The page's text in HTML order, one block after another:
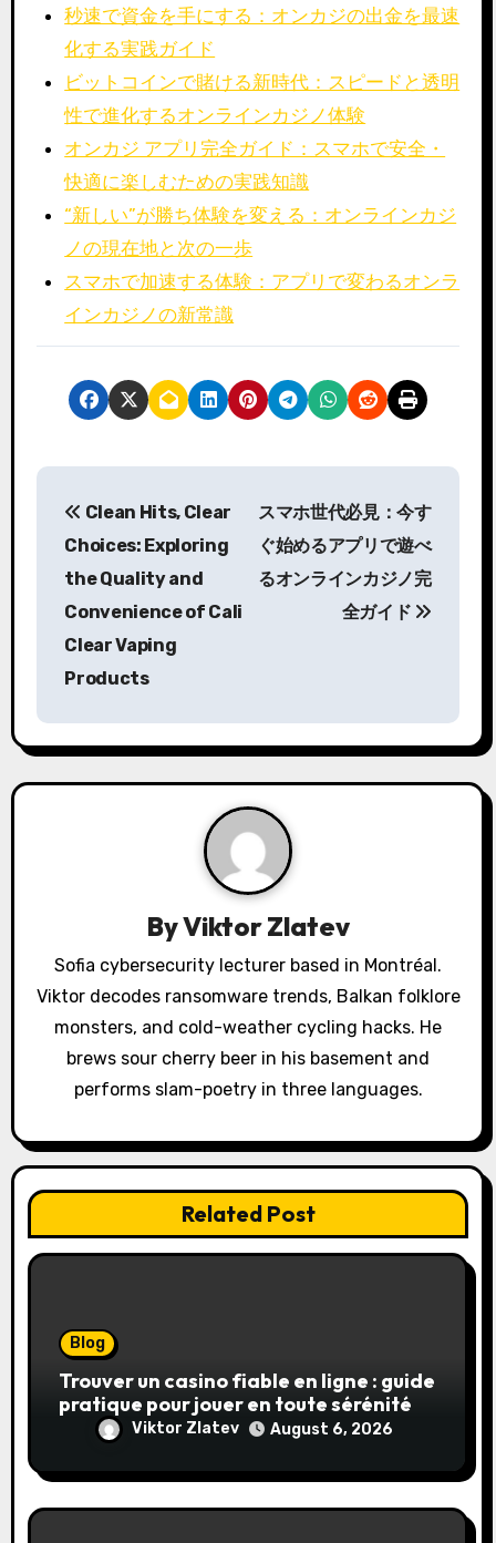
秒速で資金を手にする：オンカジの出金を最速
化する実践ガイド
ビットコインで賭ける新時代：スピードと透明
性で進化するオンラインカジノ体験
オンカジ アプリ完全ガイド：スマホで安全・
快適に楽しむための実践知識
“新しい”が勝ち体験を変える：オンラインカジ
ノの現在地と次の一歩
スマホで加速する体験：アプリで変わるオンラ
インカジノの新常識
P
a
v
i
o
Clean Hits, Clear
Choices: Exploring
the Quality and
Convenience of Cali
Clear Vaping
Products
スマホ世代必見：今す
ぐ始めるアプリで遊べ
るオンラインカジノ完
全ガイド
ByViktor Zlatev
Sofia cybersecurity lecturer based in Montréal.
Viktor decodes ransomware trends, Balkan folklore
monsters, and cold-weather cycling hacks. He
brews sour cherry beer in his basement and
performs slam-poetry in three languages.
Related Post
Blog
Trouver un casino fiable en ligne : guide
pratique pour jouer en toute sérénité
Viktor Zlatev August 6, 2026